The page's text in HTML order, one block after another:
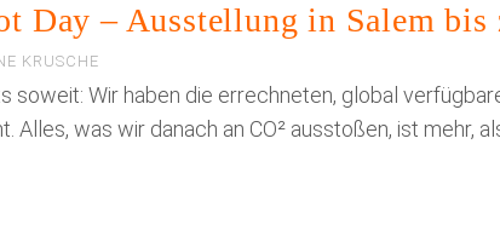
Day – Ausstellung in Salem bis
KRUSCHE
soweit: Wir haben die errechneten, global
Alles, was wir danach an CO² ausstoßen, ist mehr,